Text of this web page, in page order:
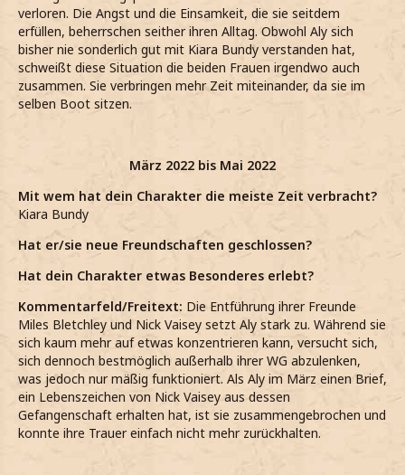
verloren. Die Angst und die Einsamkeit, die sie seitdem
erfüllen, beherrschen seither ihren Alltag. Obwohl Aly sich
bisher nie sonderlich gut mit Kiara Bundy verstanden hat,
schweißt diese Situation die beiden Frauen irgendwo auch
zusammen. Sie verbringen mehr Zeit miteinander, da sie im
selben Boot sitzen.
März 2022 bis Mai 2022
Mit wem hat dein Charakter die meiste Zeit verbracht?
Kiara Bundy
Hat er/sie neue Freundschaften geschlossen?
Hat dein Charakter etwas Besonderes erlebt?
Kommentarfeld/Freitext: Die Entführung ihrer Freunde
Miles Bletchley und Nick Vaisey setzt Aly stark zu. Während sie
sich kaum mehr auf etwas konzentrieren kann, versucht sich,
sich dennoch bestmöglich außerhalb ihrer WG abzulenken,
was jedoch nur mäßig funktioniert. Als Aly im März einen Brief,
ein Lebenszeichen von Nick Vaisey aus dessen
Gefangenschaft erhalten hat, ist sie zusammengebrochen und
konnte ihre Trauer einfach nicht mehr zurückhalten.